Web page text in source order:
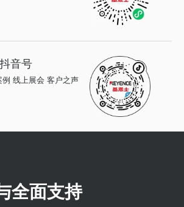
音号
线上展会 客户之声
全面支持